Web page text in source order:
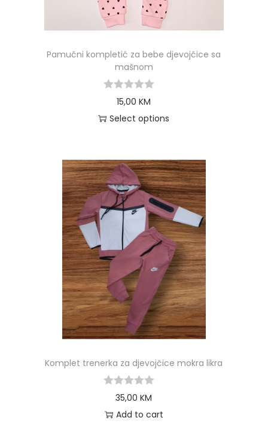
Pamučni kompletić za bebe djevojčice sa
mašnom
15,00KM
Select options
Komplet trenerka za djevojčice mokra likra
35,00KM
Add to cart